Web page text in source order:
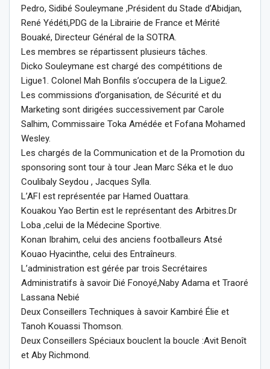
Pedro, Sidibé Souleymane ,Président du Stade d’Abidjan,
René Yédéti,PDG de la Librairie de France et Mérité
Bouaké, Directeur Général de la SOTRA.
Les membres se répartissent plusieurs tâches.
Dicko Souleymane est chargé des compétitions de
Ligue1. Colonel Mah Bonfils s’occupera de la Ligue2.
Les commissions d’organisation, de Sécurité et du
Marketing sont dirigées successivement par Carole
Salhim, Commissaire Toka Amédée et Fofana Mohamed
Wesley.
Les chargés de la Communication et de la Promotion du
sponsoring sont tour à tour Jean Marc Séka et le duo
Coulibaly Seydou , Jacques Sylla.
L’AFI est représentée par Hamed Ouattara.
Kouakou Yao Bertin est le représentant des Arbitres.Dr
Loba ,celui de la Médecine Sportive.
Konan Ibrahim, celui des anciens footballeurs Atsé
Kouao Hyacinthe, celui des Entraîneurs.
L’administration est gérée par trois Secrétaires
Administratifs à savoir Dié Fonoyé,Naby Adama et Traoré
Lassana Nebié
Deux Conseillers Techniques à savoir Kambiré Élie et
Tanoh Kouassi Thomson.
Deux Conseillers Spéciaux bouclent la boucle :Avit Benoît
et Aby Richmond.